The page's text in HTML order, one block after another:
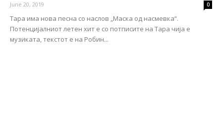
June 20, 2019 0
Тара има нова песна со наслов „Маска од насмевка“.
Потенцијалниот летен хит е со потписите на Тара чија е
музиката, текстот е на Робин...